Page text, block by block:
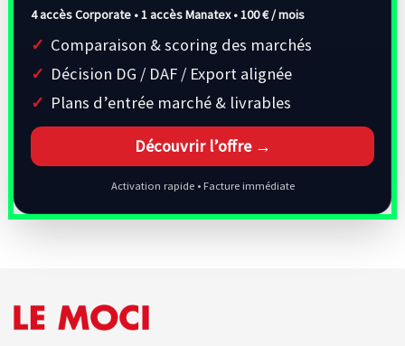
4 accès Corporate • 1 accès Manatex •100 € / mois
Comparaison & scoring des marchés
Décision DG / DAF / Export alignée
Plans d’entrée marché & livrables
Découvrir l’offre →
Activation rapide • Facture immédiate